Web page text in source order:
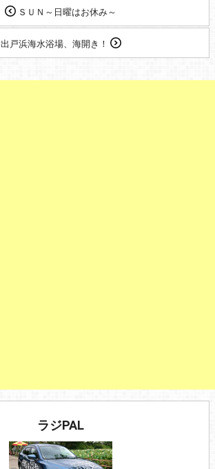
ＳＵＮ～日曜はお休み～
出戸浜海水浴場、海開き！
ラジPAL